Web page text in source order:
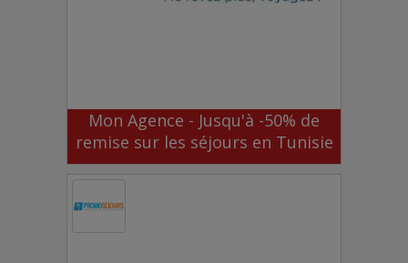
Mon Agence - Jusqu'à -50% de
remise sur les séjours en Tunisie